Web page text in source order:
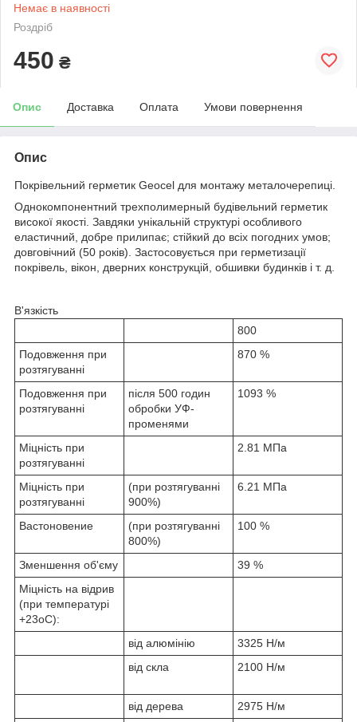
Немає в наявності
Роздріб
450 ₴
Опис Доставка Оплата Умови повернення
Опис
Покрівельний герметик Geocel для монтажу металочерепиці.
Однокомпонентний трехполимерный будівельний герметик
високої якості. Завдяки унікальній структурі особливого
еластичний, добре прилипає; стійкий до всіх погодних умов;
довговічний (50 років). Застосовується при герметизації
покрівель, вікон, дверних конструкцій, обшивки будинків і т. д.
В'язкість
800
Подовження при
розтягуванні
870 %
Подовження при
розтягуванні
після 500 годин
обробки УФ-
променями
1093 %
Міцність при
розтягуванні
2.81 МПа
Міцність при
розтягуванні
(при розтягуванні
900%)
6.21 МПа
Вастоновение
(при розтягуванні
800%)
100 %
Зменшення об'єму
39 %
Міцність на відрив
(при температурі
+23oC):
від алюмінію
3325 Н/м
від скла
2100 Н/м
від дерева
2975 Н/м